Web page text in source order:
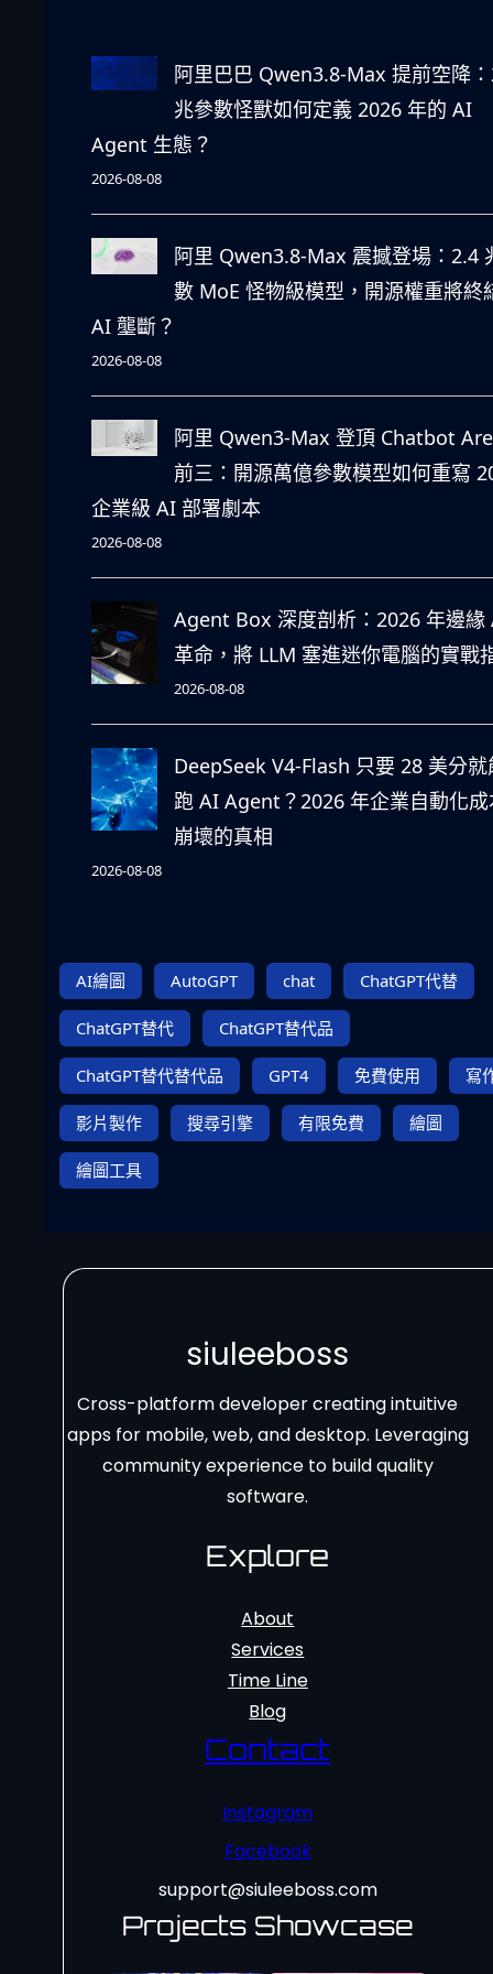
阿里巴巴 Qwen3.8-Max 提前空降
兆參數怪獸如何定義 2026 年的 AI
Agent 生態？
2026-08-08
阿里 Qwen3.8-Max 震撼登場：2.4
數 MoE 怪物級模型，開源權重將終
AI 壟斷？
2026-08-08
阿里 Qwen3-Max 登頂 Chatbot
前三：開源萬億參數模型如何重寫
企業級 AI 部署劇本
2026-08-08
Agent Box 深度剖析：2026 年邊緣
革命，將 LLM 塞進迷你電腦的實戰
2026-08-08
DeepSeek V4-Flash 只要 28 美分就
跑 AI Agent？2026 年企業自動化成
崩壞的真相
2026-08-08
AI繪圖 AutoGPT chat ChatGPT代替
ChatGPT替代 ChatGPT替代品
ChatGPT替代替代品 GPT4 免費使用 寫
影片製作 搜尋引擎 有限免費 繪圖
繪圖工具
siuleeboss
Cross-platform developer creating intuitive
apps for mobile, web, and desktop. Leveraging
community experience to build quality
software.
Explore
About
Services
Time Line
Blog
Contact
Instagram
Facebook
support@siuleeboss.com
Projects Showcase